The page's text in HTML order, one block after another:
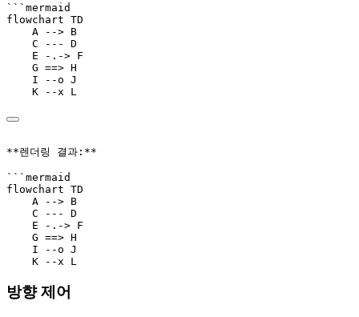
```mermaid
flowchart TD
    A --> B
    C --- D
    E -.-> F
    G ==> H
    I --o J
    K --x L
**렌더링 결과:**
```mermaid
flowchart TD
    A --> B
    C --- D
    E -.-> F
    G ==> H
    I --o J
    K --x L
방향 제어